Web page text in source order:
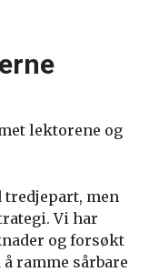
lektorene og
men
Vi har
og forsøkt
ramme sårbare